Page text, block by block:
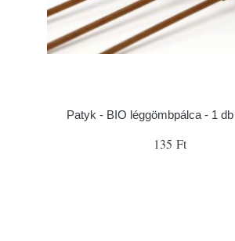
Patyk - BIO léggömbpálca - 1
135 Ft